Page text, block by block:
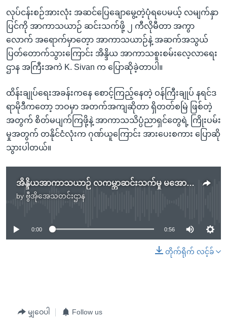
လုပ်ငန်းစဉ်အားလုံး အဆင်ပြေချောမွေ့တဲ့ပုံရပေမယ့် လမျက်နှာ
ပြင်ကို အာကာသယာဉ် ဆင်းသက်ဖို့ ၂ ကီလိုမီတာ အကွာ
လောက် အရောက်မှာတေ့ာ အာကာသယာဉ်နဲ့ အဆက်အသွယ်
ပြတ်တောက်သွားကြောင်း အိန္ဒိယ အာကာသစူးစမ်းလေ့လာရေး
ဌာန အကြီးအကဲ K. Sivan က ပြောဆိုခဲ့တာပါ။
ထိန်းချုပ်ရေးအခန်းကနေ စောင့်ကြည့်နေတဲ့ ဝန်ကြီးချုပ် နရင်ဒ
ရာမိုဒီကတော့ ဘဝမှာ အတက်အကျဆိုတာ ရှိတတ်စမြဲ ဖြစ်တဲ့
အတွက် စိတ်မပျက်ကြဖို့နဲ့ အာကာသသိပ္ပံညာရှင်တွေရဲ့ ကြိုးပမ်း
မှုအတွက် တနိုင်ငံလုံးက ဂုဏ်ယူကြောင်း အားပေးစကား ပြောဆို
သွားပါတယ်။
အိန္ဒိယအာကာသယာဉ် လကမ္ဘာဆင်းသက်မှု မအောင်မြင်
by ဗွီအိုအေသတင်းဌာန
No media source currently available
0:00 0:56
တိုက်ရိုက် လင့်ခ်
မျှဝေပါ Follow us